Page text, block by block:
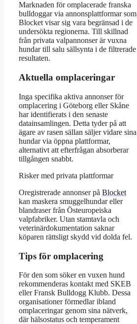
Marknaden för omplacerade franska
bulldoggar via annonsplattformar som
Blocket visar sig vara begränsad i de
undersökta regionerna. Till skillnad
från privata valpannonser är vuxna
hundar till salu sällsynta i de filtrerade
resultaten.
Aktuella omplaceringar
Inga specifika aktiva annonser för
omplacering i Göteborg eller Skåne
har identifierats i den senaste
datainsamlingen. Detta tyder på att
ägare av rasen sällan säljer vidare sina
hundar via öppna plattformar,
alternativt att efterfrågan absorberar
tillgången snabbt.
Risker med privata plattformar
Oregistrerade annonser på Blocket
kan maskera smuggelhundar eller
blandraser från Östeuropeiska
valpfabriker. Utan stamtavla och
veterinärdokumentation saknar
köparen rättsligt skydd vid dolda fel.
Tips för omplacering
För den som söker en vuxen hund
rekommenderas kontakt med SKEB
eller Fransk Bulldogg Klubb. Dessa
organisationer förmedlar ibland
omplaceringar genom sina nätverk,
där hälsostatus och temperament